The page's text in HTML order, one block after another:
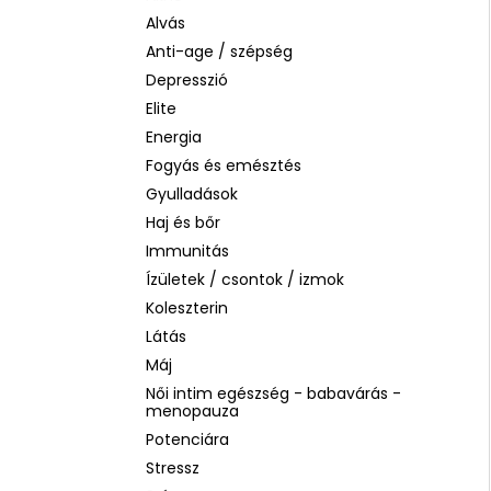
Alvás
Anti-age / szépség
Depresszió
Elite
Energia
Fogyás és emésztés
Gyulladások
Haj és bőr
Immunitás
Ízületek / csontok / izmok
Koleszterin
Látás
Máj
Női intim egészség - babavárás -
menopauza
Potenciára
Stressz
LA ROCHE-POSAY B5 RÁNCTALANÍTÓ
SZÉRUM ÉRZÉKENY BŐRRE, 10 ML
1 760 Ft
Korábbi: 4 580 Ft